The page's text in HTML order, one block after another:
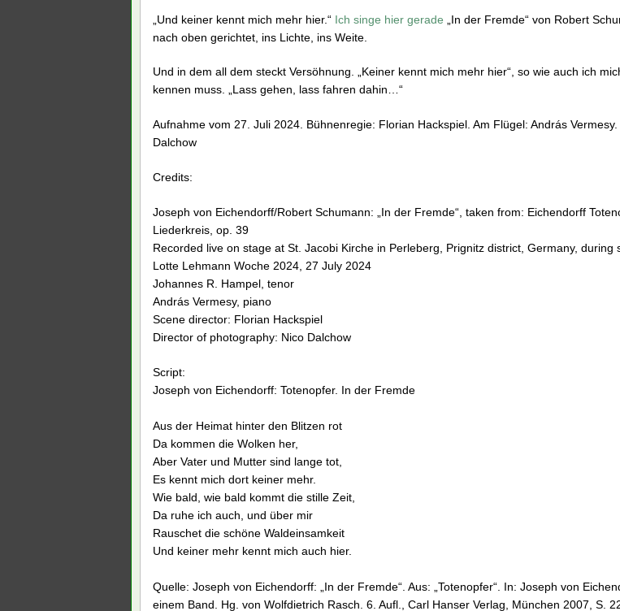
„Und keiner kennt mich mehr hier.“ Ich singe hier gerade „In der Fremde“ von Robert
nach oben gerichtet, ins Lichte, ins Weite.
Und in dem all dem steckt Versöhnung. „Keiner kennt mich mehr hier“, so wie auch ich
kennen muss. „Lass gehen, lass fahren dahin…“
Aufnahme vom 27. Juli 2024. Bühnenregie: Florian Hackspiel. Am Flügel: András
Dalchow
Credits:
Joseph von Eichendorff/Robert Schumann: „In der Fremde“, taken from: Eichendorff
Liederkreis, op. 39
Recorded live on stage at St. Jacobi Kirche in Perleberg, Prignitz district, Germany, during
Lotte Lehmann Woche 2024, 27 July 2024
Johannes R. Hampel, tenor
András Vermesy, piano
Scene director: Florian Hackspiel
Director of photography: Nico Dalchow
Script:
Joseph von Eichendorff: Totenopfer. In der Fremde
Aus der Heimat hinter den Blitzen rot
Da kommen die Wolken her,
Aber Vater und Mutter sind lange tot,
Es kennt mich dort keiner mehr.
Wie bald, wie bald kommt die stille Zeit,
Da ruhe ich auch, und über mir
Rauschet die schöne Waldeinsamkeit
Und keiner mehr kennt mich auch hier.
Quelle: Joseph von Eichendorff: „In der Fremde“. Aus: „Totenopfer“. In: Joseph von
einem Band. Hg. von Wolfdietrich Rasch. 6. Aufl., Carl Hanser Verlag, München 2007, S.